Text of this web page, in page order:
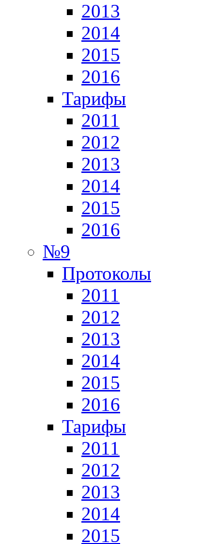
2013
2014
2015
2016
Тарифы
2011
2012
2013
2014
2015
2016
№9
Протоколы
2011
2012
2013
2014
2015
2016
Тарифы
2011
2012
2013
2014
2015